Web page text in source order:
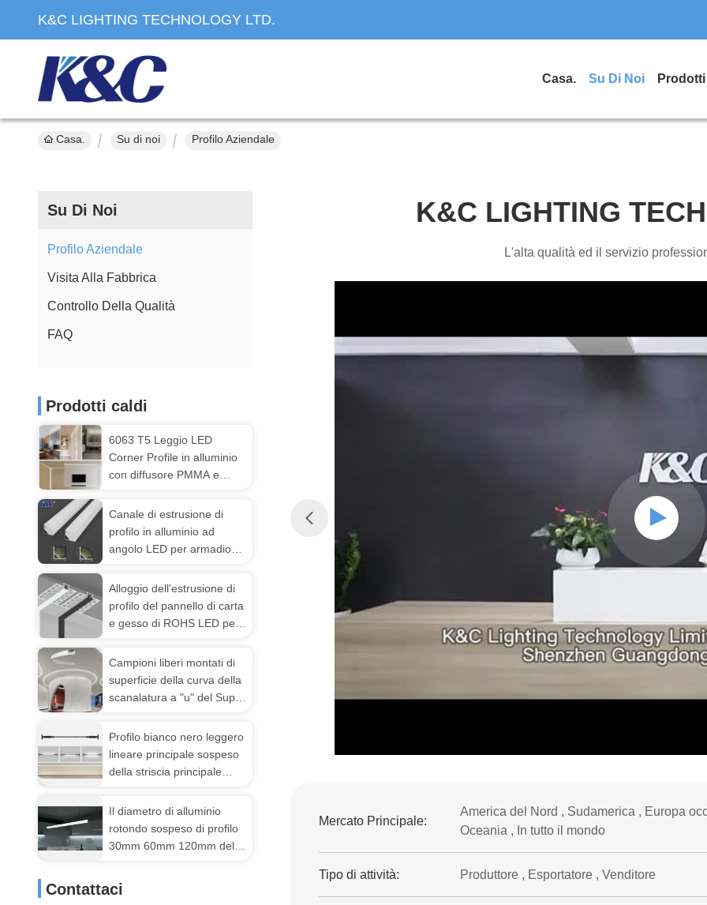
K&C LIGHTING TECHNOLOGY LTD.
Casa. Su Di Noi Prodotti
Casa. Su di noi Profilo Aziendale
Su Di Noi
Profilo Aziendale
Visita Alla Fabbrica
Controllo Della Qualità
FAQ
Prodotti caldi
6063 T5 Leggio LED
Corner Profile in alluminio
con diffusore PMMA e
l'installazione di strisce
LED
Canale di estrusione di
profilo in alluminio ad
angolo LED per armadio
gradi
Alloggio dell'estrusione di
profilo del pannello di carta
e gesso di ROHS LED per
Campioni liberi montati di
superficie della curva della
scanalatura a "u" del Super
della striscia del LED
dell'estrusione pieghevole
flessibile di alluminio
Profilo bianco nero leggero
lineare principale sospeso
della striscia principale
inossidabile della rondella
della parete dell'orizzonte
Il diametro di alluminio
rotondo sospeso di profilo
30mm 60mm 120mm del
diffusa PC ha condotto la
luce di striscia
Contattaci
K&C LIGHTING
L'alta qualità ed il servizio
Mercato Principale:
America del Nord , Sudamerica , Europa
Oceania , In tutto il mondo
Tipo di attività: Produttore , Esportatore , Venditore